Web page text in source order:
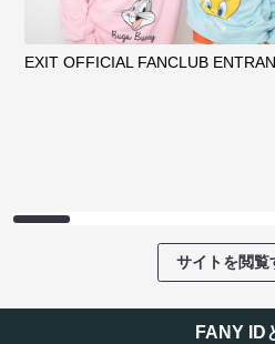
EXIT OFFICIAL FANCLUB
サイトを閲覧
FANY ID